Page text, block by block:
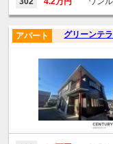
グリーンテ
アパート